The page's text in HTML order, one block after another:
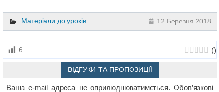
Матеріали до уроків 12 Березня 2018
6 ()
ВІДГУКИ ТА ПРОПОЗИЦІЇ
Ваша e-mail адреса не оприлюднюватиметься. Обов’язкові